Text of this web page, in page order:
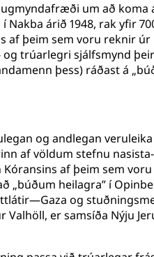
um að
Nakba árið 1948, rak yfir
þeim sem voru reknir
trúarlegri sjálfsmynd
þess) ráðast á
og andlegan
af völdum stefnu
af þeim sem
„búðum heilagra” í
og
er samsíða Nýju